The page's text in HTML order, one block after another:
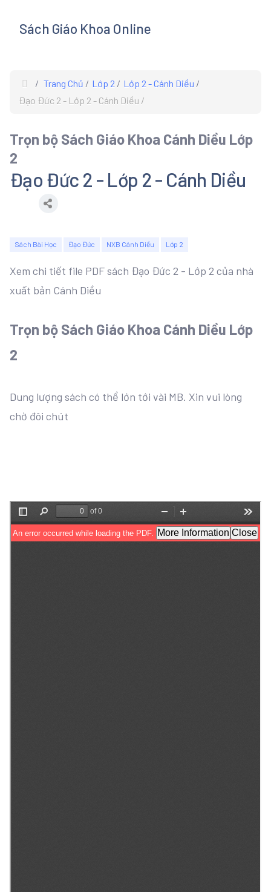
Sách Giáo Khoa Online
Trang Chủ Lớp 2
Lớp 2 - Cánh Diều
Đạo Đức 2 - Lớp 2 - Cánh Diều
Trọn bộ Sách Giáo Khoa Cánh Diều Lớp
2
Đạo Đức 2 - Lớp 2 - Cánh Diều
Sách Bài Học Đạo Đức NXB Cánh Diều Lớp 2
Xem chi tiết file PDF sách Đạo Đức 2 - Lớp 2 của nhà
xuất bản Cánh Diều
Trọn bộ Sách Giáo Khoa Cánh Diều Lớp
2
Dung lượng sách có thể lớn tới vài MB. Xin vui lòng
chờ đôi chút